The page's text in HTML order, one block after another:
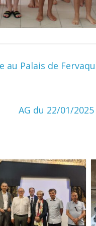
au Palais de
AG du 22/01/